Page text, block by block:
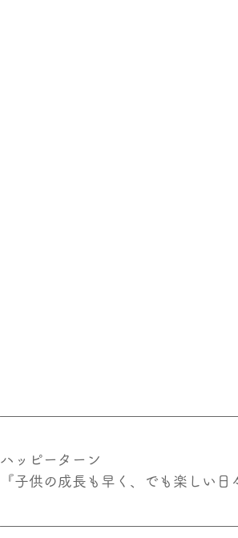
ハッピーターン
『子供の成長も早く、でも楽しい日